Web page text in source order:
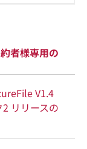
者様専用の
V1.4
リリースの